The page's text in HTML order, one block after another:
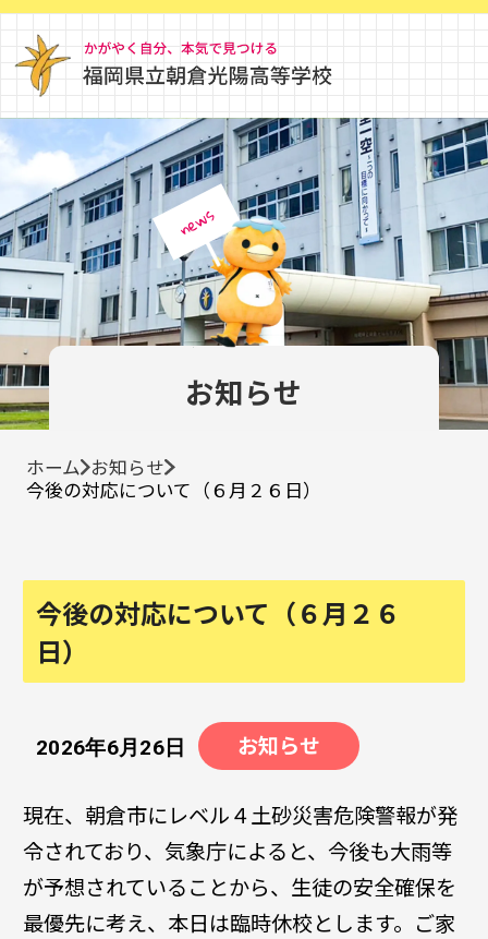
news
お知らせ
ホーム お知らせ
今後の対応について（６月２６日）
今後の対応について（６月２６
日）
2026年6月26日 お知らせ
現在、朝倉市にレベル４土砂災害危険警報が発
令されており、気象庁によると、今後も大雨等
が予想されていることから、生徒の安全確保を
最優先に考え、本日は臨時休校とします。ご家